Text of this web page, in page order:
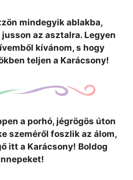
mindegyik ablakba,
az asztalra. Legyen
kívánom, s hogy
teljen a Karácsony!
a porhó, jégrögös úton
szeméről foszlik az álom,
itt a Karácsony! Boldog